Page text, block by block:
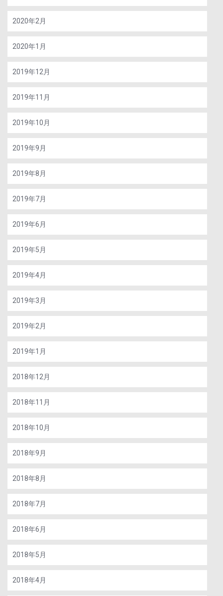
2020年2月
2020年1月
2019年12月
2019年11月
2019年10月
2019年9月
2019年8月
2019年7月
2019年6月
2019年5月
2019年4月
2019年3月
2019年2月
2019年1月
2018年12月
2018年11月
2018年10月
2018年9月
2018年8月
2018年7月
2018年6月
2018年5月
2018年4月